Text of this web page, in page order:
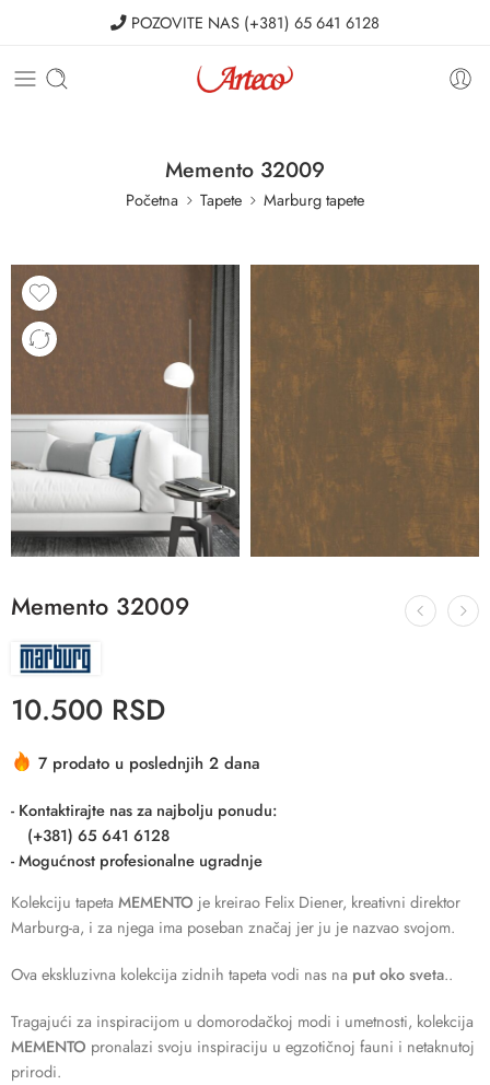
POZOVITE NAS (+381) 65 641 6128
Memento 32009
Početna Tapete Marburg tapete
Memento 32009
10.500 RSD
7 prodato u poslednjih 2 dana
- Kontaktirajte nas za najbolju ponudu:
(+381) 65 641 6128
- Mogućnost profesionalne ugradnje
Kolekciju tapeta MEMENTO je kreirao Felix Diener, kreativni direktor
Marburg-a, i za njega ima poseban značaj jer ju je nazvao svojom.
Ova ekskluzivna kolekcija zidnih tapeta vodi nas na put oko sveta..
Tragajući za inspiracijom u domorodačkoj modi i umetnosti, kolekcija
MEMENTO pronalazi svoju inspiraciju u egzotičnoj fauni i netaknutoj
prirodi.